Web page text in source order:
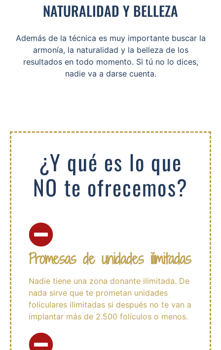
NATURALIDAD Y BELLEZA
Además de la técnica es muy importante buscar la
armonía, la naturalidad y la belleza de los
resultados en todo momento. Si tú no lo dices,
nadie va a darse cuenta.
¿Y qué es lo que
NO te ofrecemos?
Promesas de unidades ilimitadas
Nadie tiene una zona donante ilimitada. De
nada sirve que te prometan unidades
foliculares ilimitadas si después no te van a
implantar más de 2.500 folículos o menos.